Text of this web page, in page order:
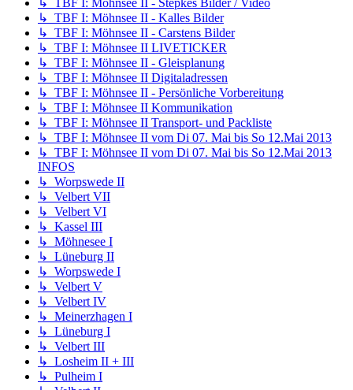
↳ TBF I: Möhnsee II - Stepkes Bilder / Video
↳ TBF I: Möhnsee II - Kalles Bilder
↳ TBF I: Möhnsee II - Carstens Bilder
↳ TBF I: Möhnsee II LIVETICKER
↳ TBF I: Möhnsee II - Gleisplanung
↳ TBF I: Möhnsee II Digitaladressen
↳ TBF I: Möhnsee II - Persönliche Vorbereitung
↳ TBF I: Möhnsee II Kommunikation
↳ TBF I: Möhnsee II Transport- und Packliste
↳ TBF I: Möhnsee II vom Di 07. Mai bis So 12.Mai 2013
↳ TBF I: Möhnsee II vom Di 07. Mai bis So 12.Mai 2013
INFOS
↳ Worpswede II
↳ Velbert VII
↳ Velbert VI
↳ Kassel III
↳ Möhnesee I
↳ Lüneburg II
↳ Worpswede I
↳ Velbert V
↳ Velbert IV
↳ Meinerzhagen I
↳ Lüneburg I
↳ Velbert III
↳ Losheim II + III
↳ Pulheim I